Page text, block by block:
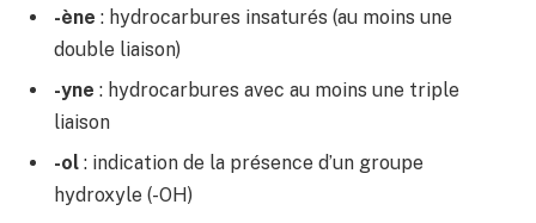
-ène : hydrocarbures insaturés (au moins une
double liaison)
-yne : hydrocarbures avec au moins une triple
liaison
-ol : indication de la présence d’un groupe
hydroxyle (-OH)